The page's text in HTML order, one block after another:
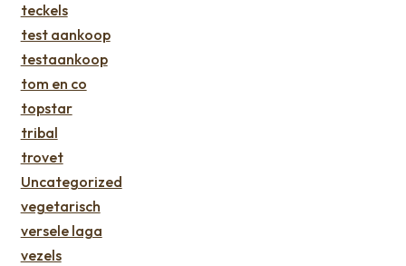
teckels
test aankoop
testaankoop
tom en co
topstar
tribal
trovet
Uncategorized
vegetarisch
versele laga
vezels